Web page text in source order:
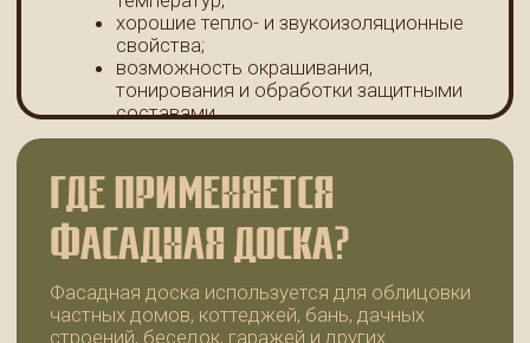
«99ДОСОК»
В каталоге представлены фасадные доски
различных размеров для объектов любой
сложности. Собственное производство
качество продукции, контролировать
геометрию изделий и предлагать
конкурентные цены без посредников.